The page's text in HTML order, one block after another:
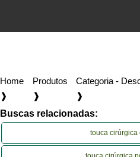
Home
❱
Produtos
❱
Categoria -
❱
Buscas relacionadas:
touca cirúrgica